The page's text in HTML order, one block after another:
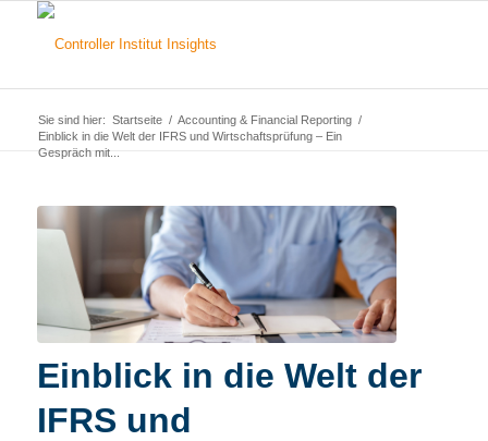
Sie sind hier: Startseite / Accounting & Financial Reporting /
Einblick in die Welt der IFRS und Wirtschaftsprüfung – Ein
Gespräch mit...
Einblick in die Welt der
IFRS und